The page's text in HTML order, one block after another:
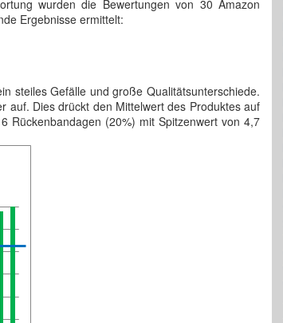
wurden die Bewertungen von 30 Amazon
Ergebnisse ermittelt:
steiles Gefälle und große Qualitätsunterschiede.
auf. Dies drückt den Mittelwert des Produktes auf
Rückenbandagen (20%) mit Spitzenwert von 4,7